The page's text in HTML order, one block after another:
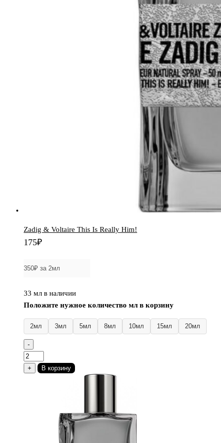
Zadig & Voltaire This Is Really Him!
175₽
33 мл в наличии
Положите нужное количество мл в корзину
2мл 3мл 5мл 8мл 10мл 15мл 20мл
-
Количество
товара
+ В корзину